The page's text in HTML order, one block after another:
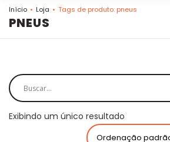
Início Loja Tags de produto: pneus
PNEUS
Exibindo um único resultado